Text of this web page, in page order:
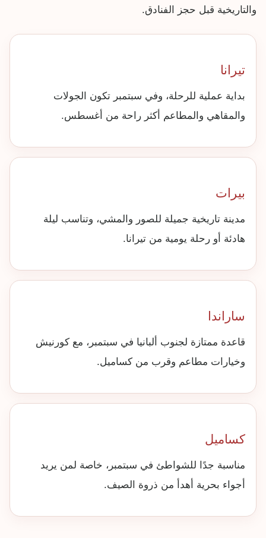
والتاريخية قبل حجز الفنادق.
تيرانا
بداية عملية للرحلة، وفي سبتمبر تكون الجولات
والمقاهي والمطاعم أكثر راحة من أغسطس.
بيرات
مدينة تاريخية جميلة للصور والمشي، وتناسب ليلة
هادئة أو رحلة يومية من تيرانا.
ساراندا
قاعدة ممتازة لجنوب ألبانيا في سبتمبر، مع كورنيش
وخيارات مطاعم وقرب من كساميل.
كساميل
مناسبة جدًا للشواطئ في سبتمبر، خاصة لمن يريد
أجواء بحرية أهدأ من ذروة الصيف.